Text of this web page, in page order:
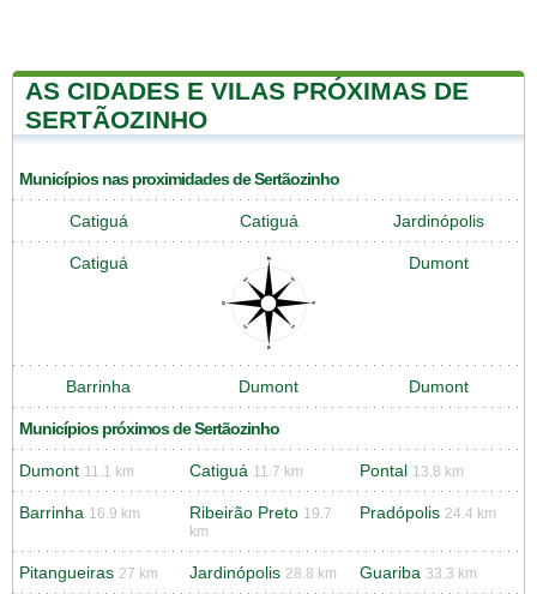
AS CIDADES E VILAS PRÓXIMAS DE
SERTÃOZINHO
Municípios nas proximidades de Sertãozinho
Catiguá Catiguá Jardinópolis
Catiguá Dumont
Barrinha Dumont Dumont
Municípios próximos de Sertãozinho
Dumont 11.1 km Catiguá 11.7 km Pontal 13.8 km
Barrinha 16.9 km Ribeirão Preto 19.7
km
Pradópolis 24.4 km
Pitangueiras 27 km Jardinópolis 28.8 km Guariba 33.3 km